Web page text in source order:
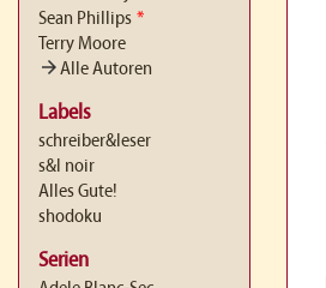
Sean Phillips *
Terry Moore
arrow_forwardAlle Autoren
Labels
schreiber&leser
s&l noir
Alles Gute!
shodoku
Serien